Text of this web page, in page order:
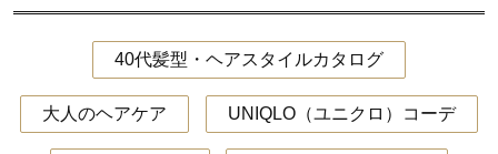
40代髪型・ヘアスタイルカタログ
大人のヘアケア UNIQLO（ユニクロ）コーデ